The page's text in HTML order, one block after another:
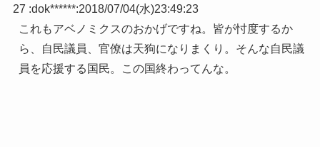
27 :dok******:2018/07/04(水)23:49:23
これもアベノミクスのおかげですね。皆が忖度するか
ら、自民議員、官僚は天狗になりまくり。そんな自民議
員を応援する国民。この国終わってんな。